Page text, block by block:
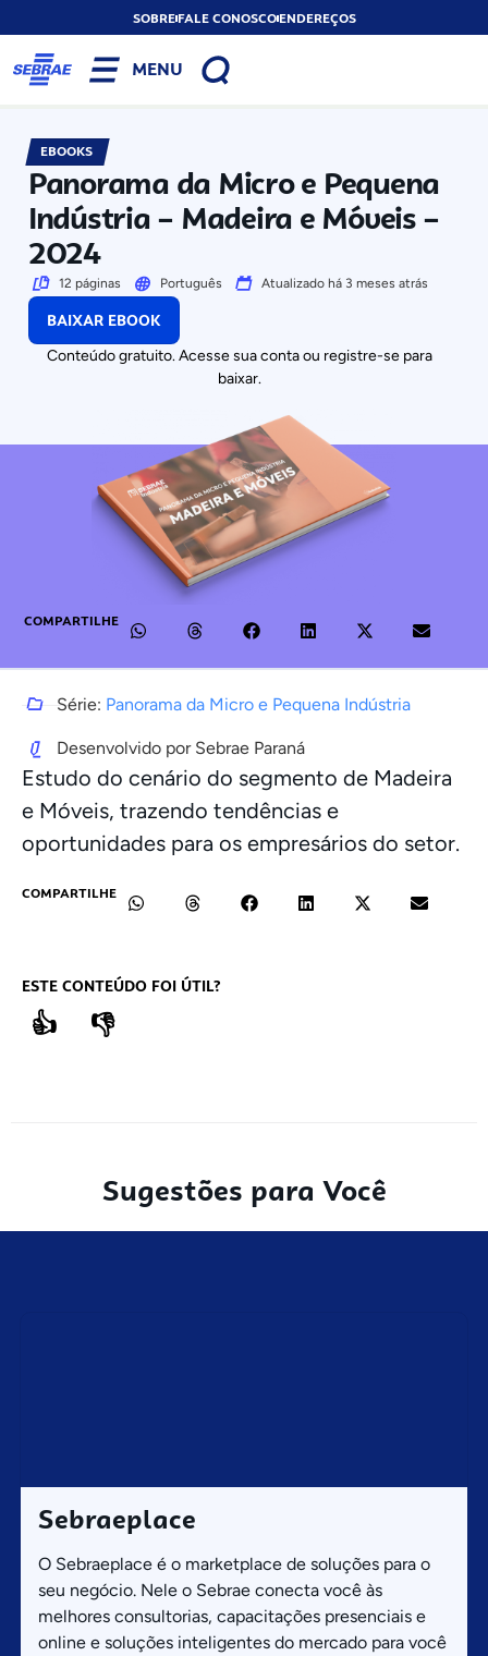
SOBREFALE CONOSCOENDEREÇOS
MENU
EBOOKS
Panorama da Micro e Pequena
Indústria – Madeira e Móveis –
2024
12 páginas Português Atualizado há 3 meses atrás
BAIXAR EBOOK
Conteúdo gratuito. Acesse sua conta ou registre-se para
baixar.
COMPARTILHE
Estudo do cenário do segmento de Madeira
e Móveis, trazendo tendências e
oportunidades para os empresários do setor.
Série: Panorama da Micro e Pequena Indústria
Desenvolvido por Sebrae Paraná
COMPARTILHE
ESTE CONTEÚDO FOI ÚTIL?
👍 👎
Sugestões para Você
Sebraeplace
O Sebraeplace é o marketplace de soluções para o
seu negócio. Nele o Sebrae conecta você às
melhores consultorias, capacitações presenciais e
online e soluções inteligentes do mercado para você